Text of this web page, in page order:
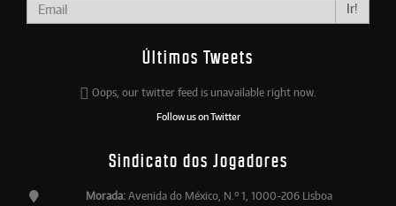
Ir!
Últimos Tweets
Oops, our twitter feed is unavailable right now.
Follow us on Twitter
Sindicato dos Jogadores
Morada:Avenida do México, N.º 1, 1000-206 Lisboa